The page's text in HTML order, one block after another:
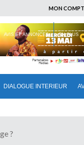
MON
DIALOGUE INTERIEUR
AVIS ET ANNONCES EN PLUS
?